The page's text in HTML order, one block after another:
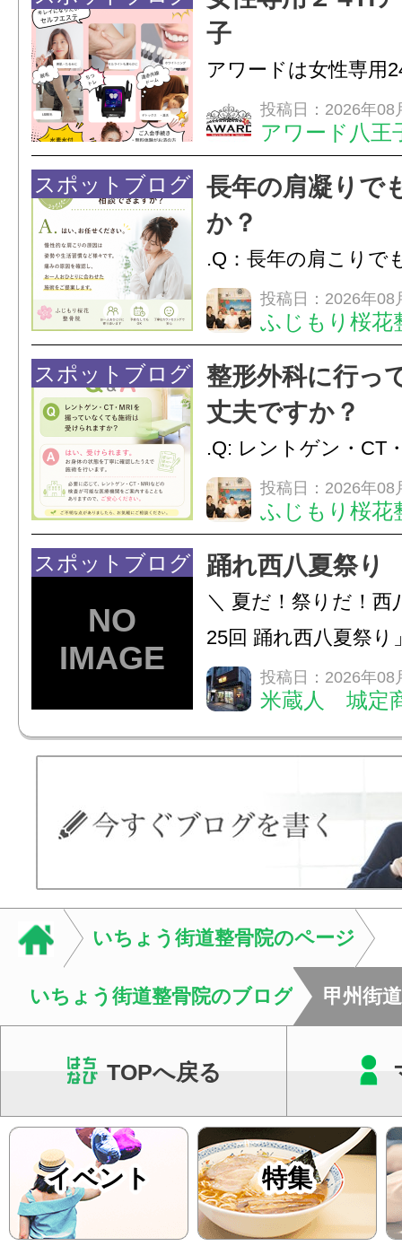
のこわばり・頭痛や
ながることがありま
子
アワードは女性専用
フエステを 思いっ
開催中
投稿日：2026年08
アワード八王
24時間ジム&
脱毛
スポットブログ
長年の肩凝りで
か？
.Q：長年の肩こりで
か？A：はい、お任
性的な肩こりの原因
慣など様々です。痛
し、お一人おひとり
をご提案します。.#
投稿日：2026年08
ふじもり桜花
スポットブログ
整形外科に行っ
丈夫ですか？
.Q: レントゲン・CT
いなくても施術は受
A: はい、受けられま
態を丁寧に確認した
います。必要に応じ
ン・CT・MRIなどの
投稿日：2026年08
ふじもり桜花
スポットブログ 踊れ西八夏祭り
＼ 夏だ！祭りだ！西
25回 踊れ西八夏祭
てくる！ 伝統の【阿
情熱の【よさこいソ
結！数多くの団体が
投稿日：2026年08
米蔵人 城定
いちょう街道整骨院のページ
いちょう街道整骨院のブログ 甲州街
TOPへ戻る
イベント 特集